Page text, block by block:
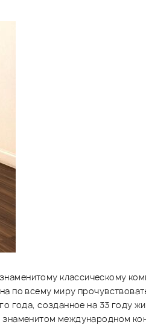
классическому
по всему миру
года, созданное на 33 году
международном